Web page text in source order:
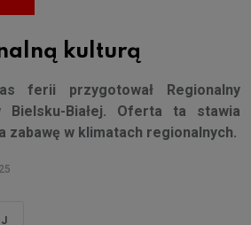
kulturą
ferii przygotował Regionalny
Bielsku-Białej. Oferta ta stawia
zabawę w klimatach regionalnych.